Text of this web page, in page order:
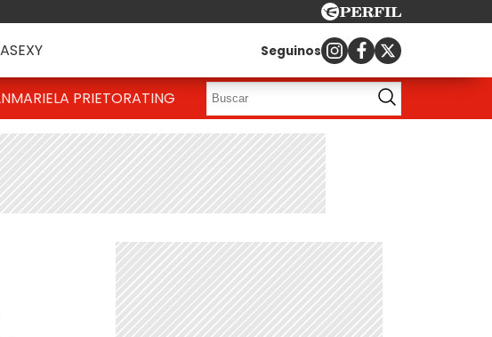
SEXY Seguinos
MARIELA PRIETORATING